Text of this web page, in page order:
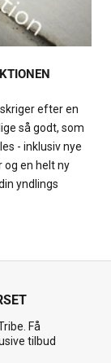
efter en
så godt, som
- inklusiv nye
og en helt ny
yndlings
Få
tilbud